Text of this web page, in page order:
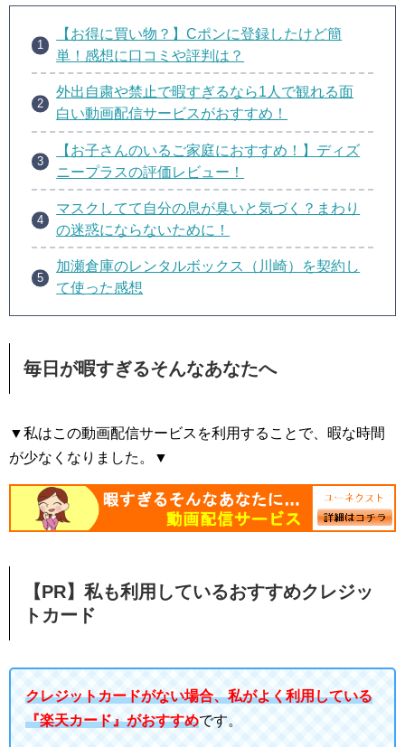
【お得に買い物？】Cポンに登録したけど簡
単！感想に口コミや評判は？
外出自粛や禁止で暇すぎるなら1人で観れる面
白い動画配信サービスがおすすめ！
【お子さんのいるご家庭におすすめ！】ディズ
ニープラスの評価レビュー！
マスクしてて自分の息が臭いと気づく？まわり
の迷惑にならないために！
加瀬倉庫のレンタルボックス（川崎）を契約し
て使った感想
毎日が暇すぎるそんなあなたへ
▼私はこの動画配信サービスを利用することで、暇な時間
が少なくなりました。▼
【PR】私も利用しているおすすめクレジッ
トカード
クレジットカードがない場合、私がよく利用している
『楽天カード』がおすすめです。